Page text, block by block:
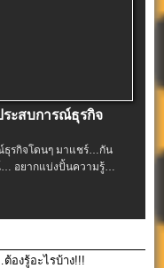
ระสบการณ์ธุรกิจ
ณ์ธุรกิจโดนๆ มาแชร์…กัน
… อยากแบ่งปั้นความรู้…
องรู้อะไรบ้าง!!!